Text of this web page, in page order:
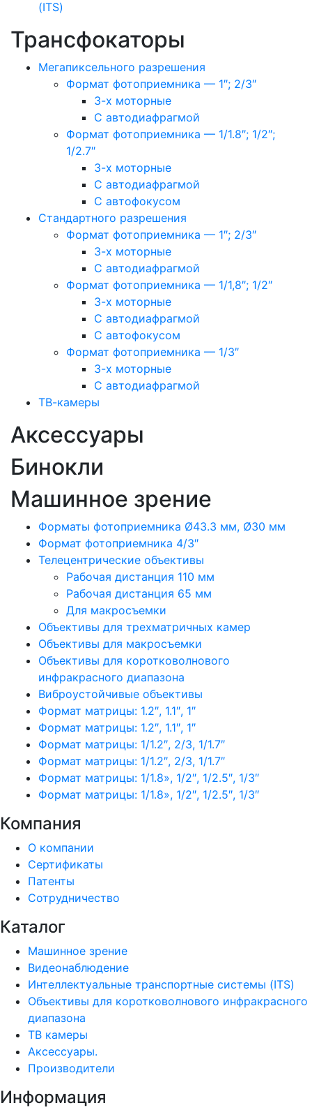
(ITS)
Трансфокаторы
Мегапиксельного разрешения
Формат фотоприемника — 1″; 2/3″
3-х моторные
С автодиафрагмой
Формат фотоприемника — 1/1.8″; 1/2″;
1/2.7″
3-х моторные
С автодиафрагмой
С автофокусом
Стандартного разрешения
Формат фотоприемника — 1″; 2/3″
3-х моторные
С автодиафрагмой
Формат фотоприемника — 1/1,8″; 1/2″
3-х моторные
С автодиафрагмой
С автофокусом
Формат фотоприемника — 1/3″
3-х моторные
С автодиафрагмой
ТВ-камеры
Аксессуары
Бинокли
Машинное зрение
Форматы фотоприемника Ø43.3 мм, Ø30 мм
Формат фотоприемника 4/3″
Телецентрические объективы
Рабочая дистанция 110 мм
Рабочая дистанция 65 мм
Для макросъемки
Объективы для трехматричных камер
Объективы для макросъемки
Объективы для коротковолнового
инфракрасного диапазона
Виброустойчивые объективы
Формат матрицы: 1.2″, 1.1″, 1″
Формат матрицы: 1.2″, 1.1″, 1″
Формат матрицы: 1/1.2″, 2/3, 1/1.7″
Формат матрицы: 1/1.2″, 2/3, 1/1.7″
Формат матрицы: 1/1.8», 1/2″, 1/2.5″, 1/3″
Формат матрицы: 1/1.8», 1/2″, 1/2.5″, 1/3″
Компания
О компании
Сертификаты
Патенты
Сотрудничество
Каталог
Машинное зрение
Видеонаблюдение
Интеллектуальные транспортные системы (ITS)
Объективы для коротковолнового инфракрасного
диапазона
ТВ камеры
Аксессуары.
Производители
Информация